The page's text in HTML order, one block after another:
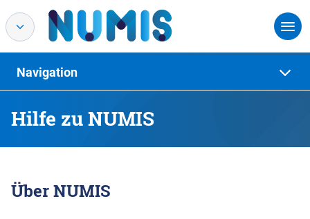
Hilfe zu NUMIS
Navigation
Über NUMIS